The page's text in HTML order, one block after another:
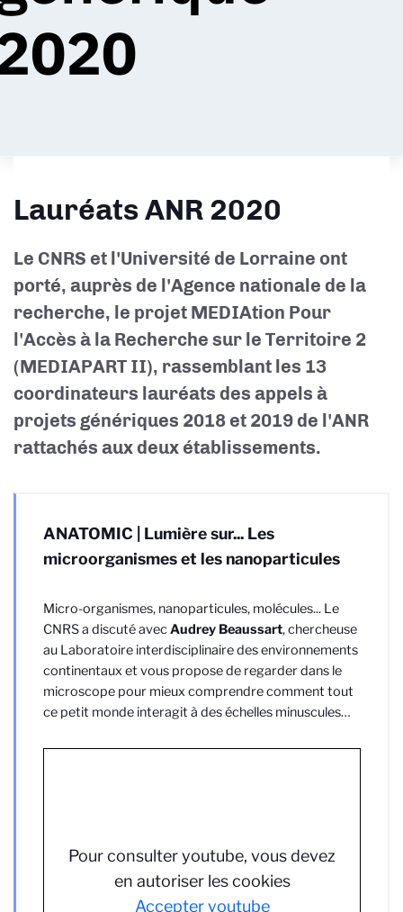
Lauréats ANR 2020
Le CNRS et l'Université de Lorraine ont
porté, auprès de l'Agence nationale de la
recherche, le projet MEDIAtion Pour
l'Accès à la Recherche sur le Territoire 2
(MEDIAPART II), rassemblant les 13
coordinateurs lauréats des appels à
projets génériques 2018 et 2019 de l'ANR
rattachés aux deux établissements.
ANATOMIC | Lumière sur... Les
microorganismes et les nanoparticules
Micro-organismes, nanoparticules, molécules... Le
CNRS a discuté avecAudrey Beaussart, chercheuse
au Laboratoire interdisciplinaire des environnements
continentaux et vous propose de regarder dans le
microscope pour mieux comprendre comment tout
ce petit monde interagit à des échelles minuscules…
Pour consulter youtube, vous devez
en autoriser les cookies
Accepter youtube